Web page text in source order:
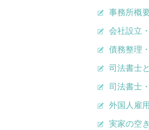
事務所概
会社設立
債務整理
司法書士
司法書士
外国人雇
実家の空